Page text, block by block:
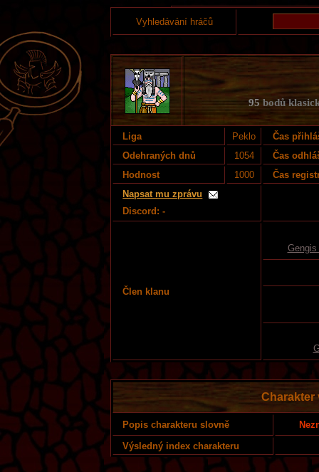
Vyhledávání hráčů
95 bodů
Liga Peklo
Čas
Odehraných dnů
1054
Čas
Hodnost
1000
Čas
Napsat mu zprávu
Discord: -
Člen klanu
Gengis
Charakter
Popis charakteru slovně
Výsledný index charakteru